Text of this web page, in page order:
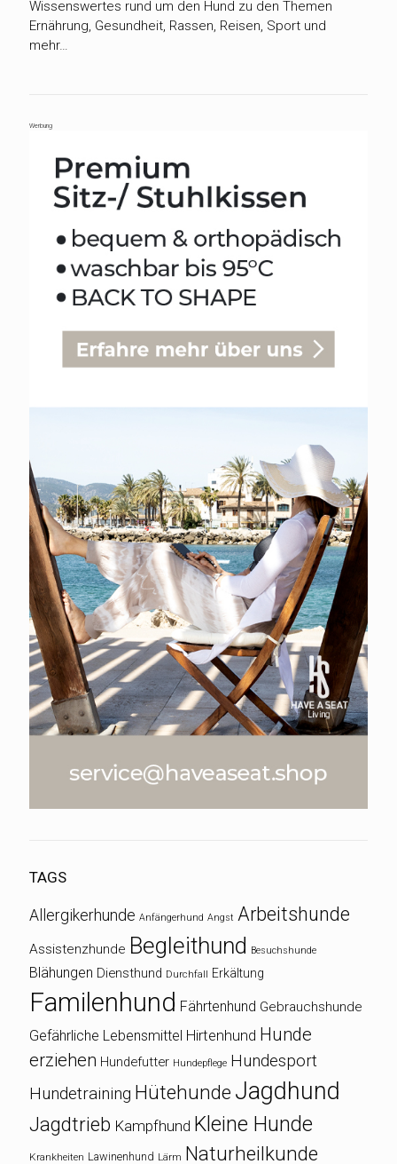
Wissenswertes rund um den Hund zu den Themen
Ernährung, Gesundheit, Rassen, Reisen, Sport und
mehr…
Werbung
TAGS
Allergikerhunde Anfängerhund Angst Arbeitshunde
Assistenzhunde Begleithund Besuchshunde
Blähungen Diensthund Durchfall Erkältung
Familenhund Fährtenhund Gebrauchshunde
Gefährliche Lebensmittel Hirtenhund Hunde
erziehen Hundefutter Hundepflege Hundesport
Hundetraining Hütehunde Jagdhund
Jagdtrieb Kampfhund Kleine Hunde
Krankheiten Lawinenhund Lärm Naturheilkunde